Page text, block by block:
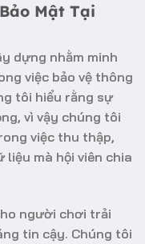
Mật Tại
dựng nhằm minh
việc bảo vệ thông
tôi hiểu rằng sự
vì vậy chúng tôi
việc thu thập,
liệu mà hội viên chia
người chơi trải
tin cậy. Chúng tôi